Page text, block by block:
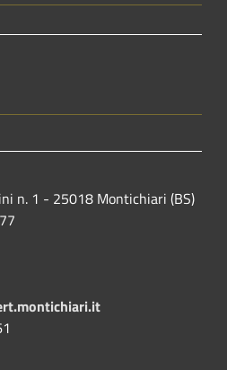
n. 1 - 25018 Montichiari (BS)